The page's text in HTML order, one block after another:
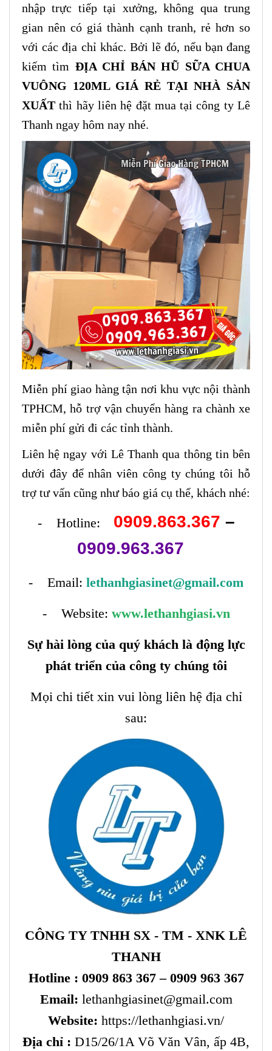
nhập trực tiếp tại xưởng, không qua trung
gian nên có giá thành cạnh tranh, rẻ hơn so
với các địa chỉ khác. Bởi lẽ đó, nếu bạn đang
kiếm tìm ĐỊA CHỈ BÁN HŨ SỮA CHUA
VUÔNG 120ML GIÁ RẺ TẠI NHÀ SẢN
XUẤT thì hãy liên hệ đặt mua tại công ty Lê
Thanh ngay hôm nay nhé.
Miễn phí giao hàng tận nơi khu vực nội thành
TPHCM, hỗ trợ vận chuyển hàng ra chành xe
miễn phí gửi đi các tỉnh thành.
Liên hệ ngay với Lê Thanh qua thông tin bên
dưới đây để nhân viên công ty chúng tôi hỗ
trợ tư vấn cũng như báo giá cụ thể, khách nhé:
- Hotline: 0909.863.367 –
0909.963.367
- Email: lethanhgiasinet@gmail.com
- Website: www.lethanhgiasi.vn
Sự hài lòng của quý khách là động lực
phát triển của công ty chúng tôi
Mọi chi tiết xin vui lòng liên hệ địa chỉ
sau:
CÔNG TY TNHH SX - TM - XNK LÊ
THANH
Hotline : 0909 863 367 – 0909 963 367
Email: lethanhgiasinet@gmail.com
Website: https://lethanhgiasi.vn/
Địa chỉ : D15/26/1A Võ Văn Vân, ấp 4B,